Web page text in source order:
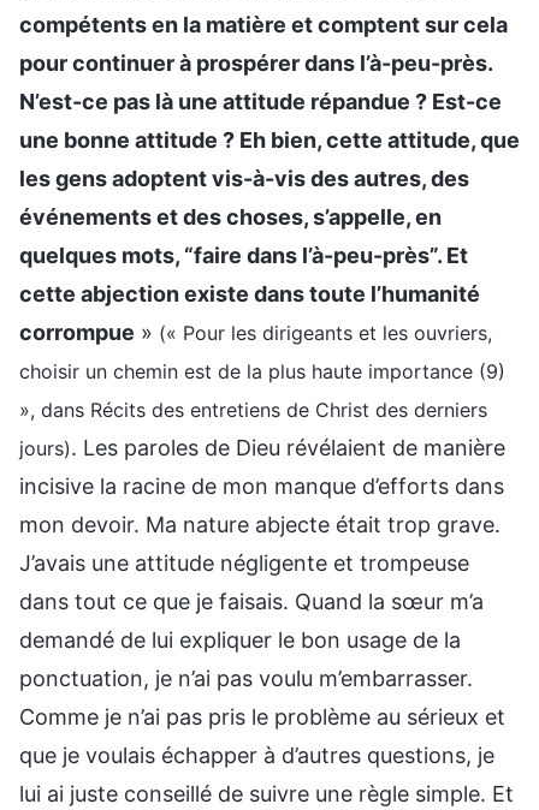
compétents en la matière et comptent sur cela
pour continuer à prospérer dans l’à-peu-près.
N’est-ce pas là une attitude répandue ? Est-ce
une bonne attitude ? Eh bien, cette attitude, que
les gens adoptent vis-à-vis des autres, des
événements et des choses, s’appelle, en
quelques mots, “faire dans l’à-peu-près”. Et
cette abjection existe dans toute l’humanité
corrompue » (« Pour les dirigeants et les ouvriers,
choisir un chemin est de la plus haute importance (9)
», dans Récits des entretiens de Christ des derniers
jours). Les paroles de Dieu révélaient de manière
incisive la racine de mon manque d’efforts dans
mon devoir. Ma nature abjecte était trop grave.
J’avais une attitude négligente et trompeuse
dans tout ce que je faisais. Quand la sœur m’a
demandé de lui expliquer le bon usage de la
ponctuation, je n’ai pas voulu m’embarrasser.
Comme je n’ai pas pris le problème au sérieux et
que je voulais échapper à d’autres questions, je
lui ai juste conseillé de suivre une règle simple. Et